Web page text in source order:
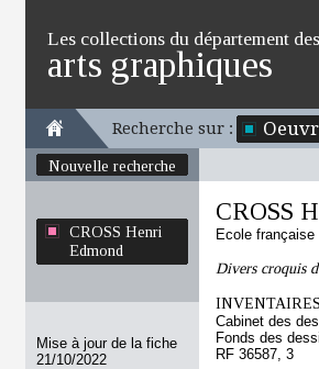
Les collections du département des
arts graphiques
Recherche sur :
Nouvelle recherche
CROSS Henri
Edmond
Mise à jour de la fiche
21/10/2022
CROSS
Ecole française
Divers croquis
Cabinet des
Fonds des
RF 36587, 3